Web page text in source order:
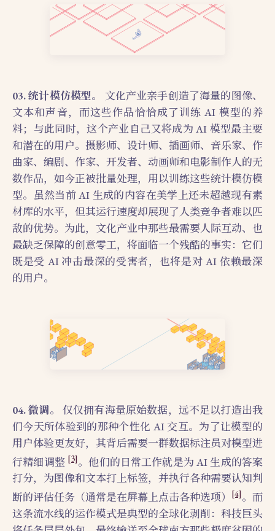
03. 统计模仿模型。
文化产业亲手创造了海量的图像、
文本和声音，而这些作品恰恰成了训练 AI 模型的养
料；与此同时，这个产业自己又将成为 AI 模型最主要
和潜在的用户。摄影师、设计师、插画师、音乐家、作
曲家、编剧、作家、开发者、动画师和电影制作人的无
数作品，如今正被批量处理，用以训练这些统计模仿模
型。虽然当前 AI 生成的内容在美学上还未超越现有素
材库的水平，但其运行速度却展现了人类竞争者难以匹
敌的优势。为此，文化产业中那些最需要人际互动、也
最缺乏保障的创意零工，将面临一个残酷的事实：它们
既是受 AI 冲击最深的受害者，也将是对 AI 依赖最深
的用户。
04. 微调。
仅仅拥有海量原始数据，远不足以打造出我
们今天所体验到的那种个性化 AI 交互。为了让模型的
用户体验更友好，其背后需要一群数据标注员对模型进
行精细调整 [3]。他们的日常工作就是为 AI 生成的答案
打分，为图像和文本打上标签，并执行各种需要认知判
断的评估任务（通常是在屏幕上点击各种选项）
[4]。而
这条流水线的运作模式是典型的全球化剥削：科技巨头